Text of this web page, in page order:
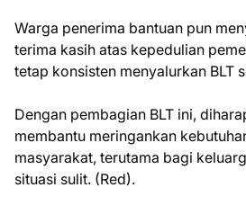
Warga penerima bantuan pun
terima kasih atas kepedulian
tetap konsisten menyalurkan BLT
Dengan pembagian BLT ini,
membantu meringankan
masyarakat, terutama bagi
situasi sulit. (Red).